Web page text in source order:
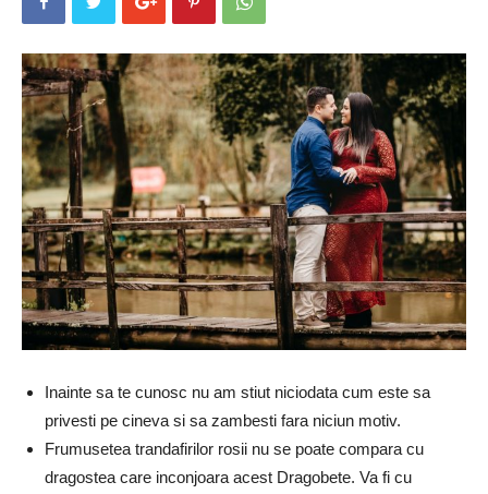
Inainte sa te cunosc nu am stiut niciodata cum este sa
privesti pe cineva si sa zambesti fara niciun motiv.
Frumusetea trandafirilor rosii nu se poate compara cu
dragostea care inconjoara acest Dragobete. Va fi cu